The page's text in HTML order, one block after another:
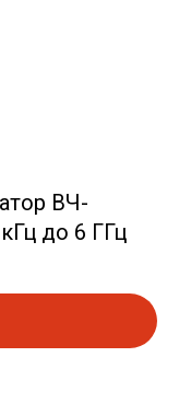
ВЧ-
до 6 ГГц